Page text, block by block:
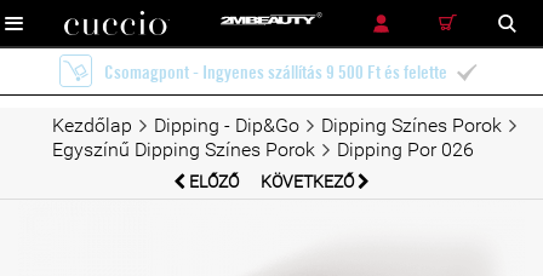
RÉSZLETES KERESÉS KERESÉS
Ingyenes szállítás futárszolgálattal 12 900 Ft és felette 
Kezdőlap Dipping - Dip&Go
Dipping Színes Porok
Egyszínű Dipping Színes Porok
Dipping Por 026
ELŐZŐ KÖVETKEZŐ